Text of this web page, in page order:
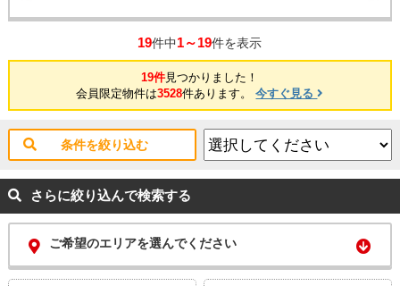
19件中1～19件を表示
19件見つかりました！
会員限定物件は3528件あります。今すぐ見る
条件を絞り込む
さらに絞り込んで検索する
ご希望のエリアを選んでください